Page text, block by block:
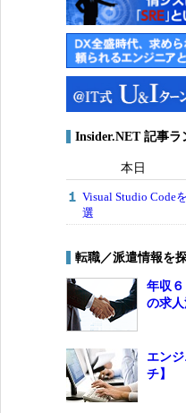
Insider.NET 記事ラ
本日
Visual Studio Code
選
転職／派遣情報を
年収
の求
エン
チ】